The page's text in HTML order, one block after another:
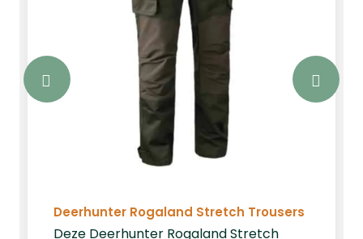
Deerhunter Rogaland Stretch Trousers
Deze Deerhunter Rogaland Stretch